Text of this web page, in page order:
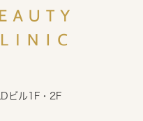
ビル1F・2F